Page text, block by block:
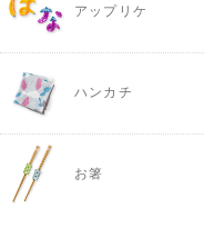
アップリケ
ハンカチ
お箸